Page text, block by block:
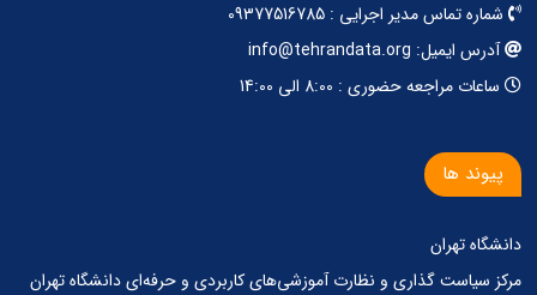
شماره تماس مدیر اجرایی : 09377516785
آدرس ایمیل: info@tehrandata.org
ساعات مراجعه حضوری : 8:00 الی 14:00
پیوند ها
دانشگاه تهران
مرکز‌ سیاست گذاری‌ و‌ نظارت آموزشی‌های کاربردی‌ و‌ حرفه‌ای دانشگاه تهران